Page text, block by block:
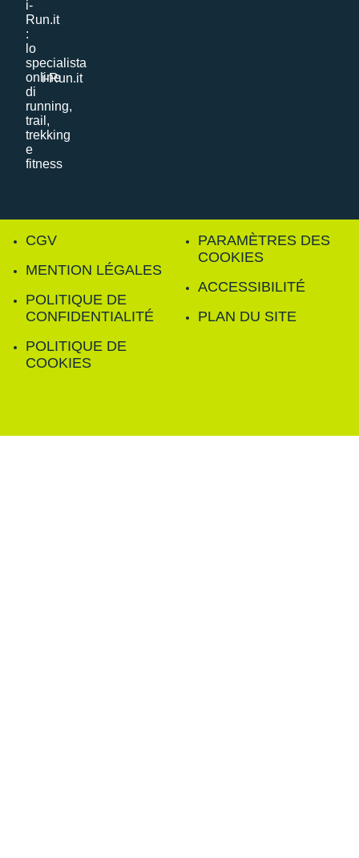
i-Run.it
CGV
MENTION LÉGALES
POLITIQUE DE
CONFIDENTIALITÉ
POLITIQUE DE
COOKIES
PARAMÈTRES DES
COOKIES
ACCESSIBILITÉ
PLAN DU SITE